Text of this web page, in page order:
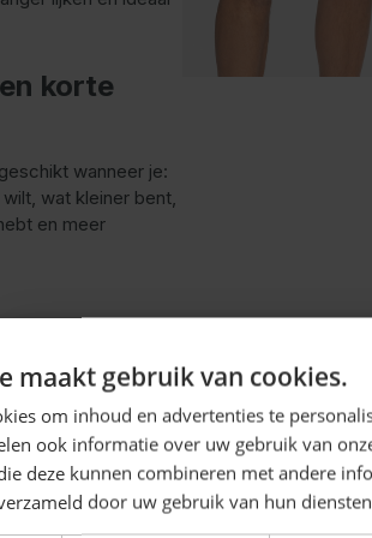
korte
wanneer je:
wat kleiner bent,
en meer
maakt gebruik van cookies.
om inhoud en advertenties te
ook informatie over uw gebruik van
deze kunnen combineren met andere
door uw gebruik van hun
Ontvang5%
KORTING!
Schrijf je nu in voor de nieuwsbrief en
tot exclusieve kortingen!